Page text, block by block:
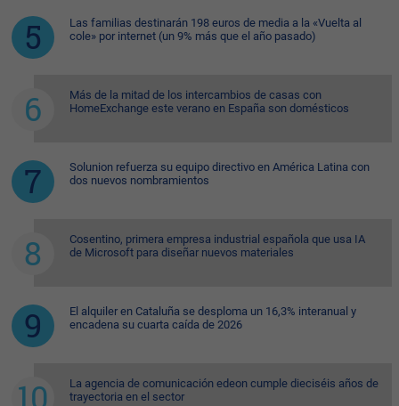
Las familias destinarán 198 euros de media a la «Vuelta al
cole» por internet (un 9% más que el año pasado)
Más de la mitad de los intercambios de casas con
HomeExchange este verano en España son domésticos
Solunion refuerza su equipo directivo en América Latina con
dos nuevos nombramientos
Cosentino, primera empresa industrial española que usa IA
de Microsoft para diseñar nuevos materiales
El alquiler en Cataluña se desploma un 16,3% interanual y
encadena su cuarta caída de 2026
La agencia de comunicación edeon cumple dieciséis años de
trayectoria en el sector